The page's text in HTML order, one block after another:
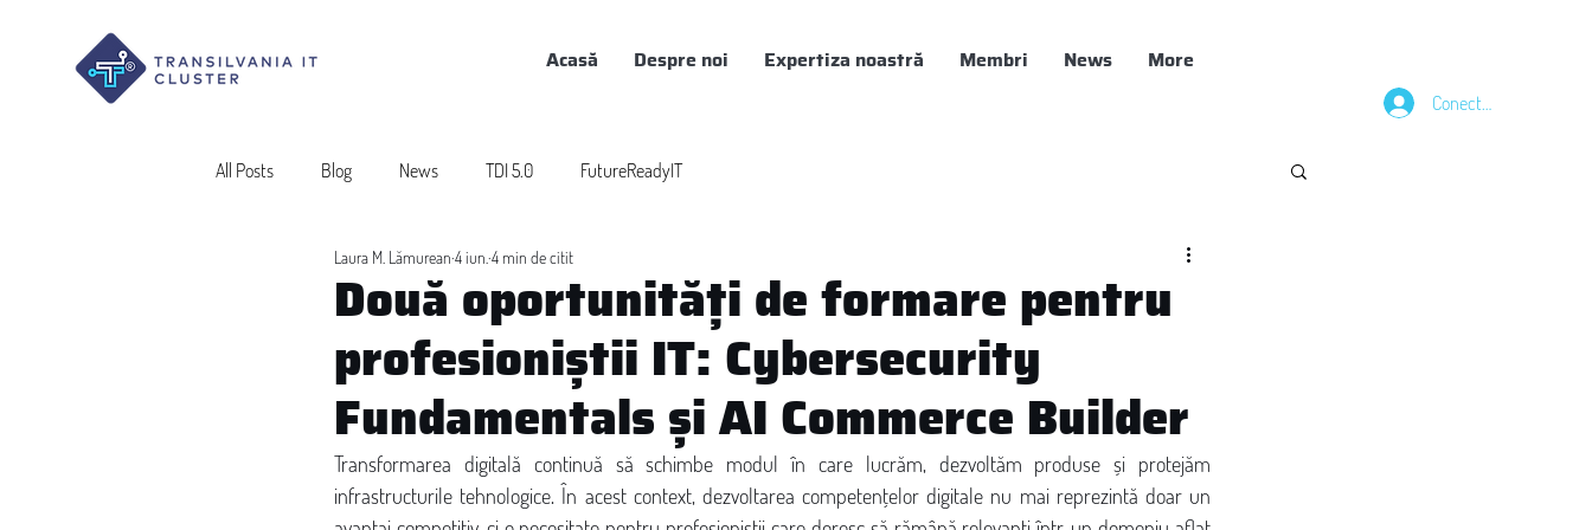
Conectează-te
Acasă Despre noi Expertiza noastră Membri News More
All Posts Blog News TDI 5.0 FutureReadyIT
Două oportunități de formare pentru
profesioniștii IT: Cybersecurity
Fundamentals și AI Commerce Builder
Laura M. Lămurean 4 iun. 4 min de citit
Transformarea digitală continuă să schimbe modul în care lucrăm, dezvoltăm produse și protejăm
infrastructurile tehnologice. În acest context, dezvoltarea competențelor digitale nu mai reprezintă doar un